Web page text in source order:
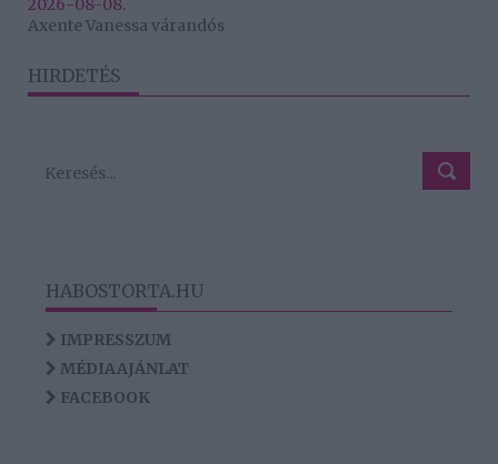
2026-08-08.
Axente Vanessa várandós
HIRDETÉS
HABOSTORTA.HU
IMPRESSZUM
MÉDIAAJÁNLAT
FACEBOOK